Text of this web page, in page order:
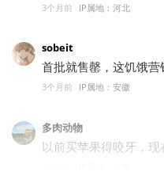
3个月前 IP属地：河北
sobeit
首批就售罄，这饥饿营
3个月前 IP属地：安徽
多肉动物
以前买苹果得咬牙，现